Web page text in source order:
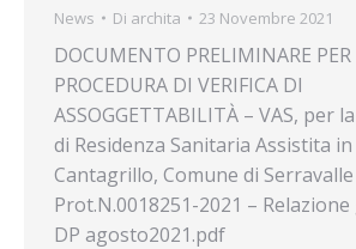
News Di archita 23 Novembre 2021
DOCUMENTO PRELIMINARE PER
PROCEDURA DI VERIFICA DI
ASSOGGETTABILITÀ – VAS, per
di Residenza Sanitaria Assistita in
Cantagrillo, Comune di
Prot.N.0018251-2021 – Relazione
DP agosto2021.pdf